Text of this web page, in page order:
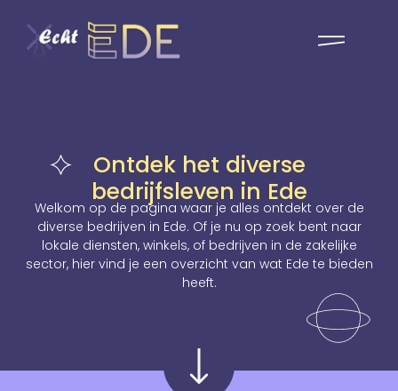
Ontdek het diverse
bedrijfsleven in Ede
Welkom op de pagina waar je alles ontdekt over de
diverse bedrijven in Ede. Of je nu op zoek bent naar
lokale diensten, winkels, of bedrijven in de zakelijke
sector, hier vind je een overzicht van wat Ede te bieden
heeft.